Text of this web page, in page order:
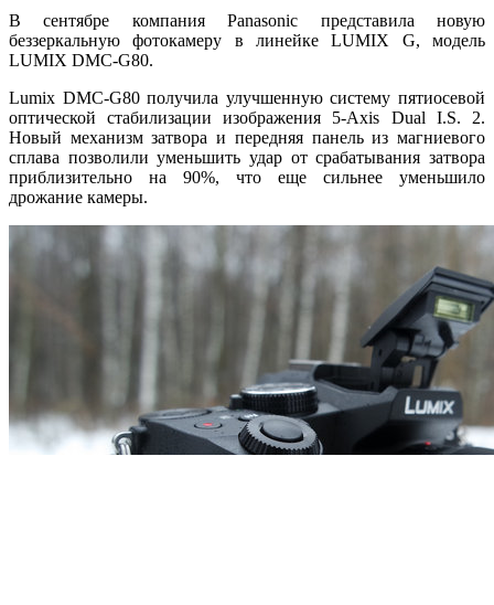
В сентябре компания Panasonic представила новую
беззеркальную фотокамеру в линейке LUMIX G, модель
LUMIX DMC-G80.
Lumix DMC-G80 получила улучшенную систему пятиосевой
оптической стабилизации изображения 5-Axis Dual I.S. 2.
Новый механизм затвора и передняя панель из магниевого
сплава позволили уменьшить удар от срабатывания затвора
приблизительно на 90%, что еще сильнее уменьшило
дрожание камеры.